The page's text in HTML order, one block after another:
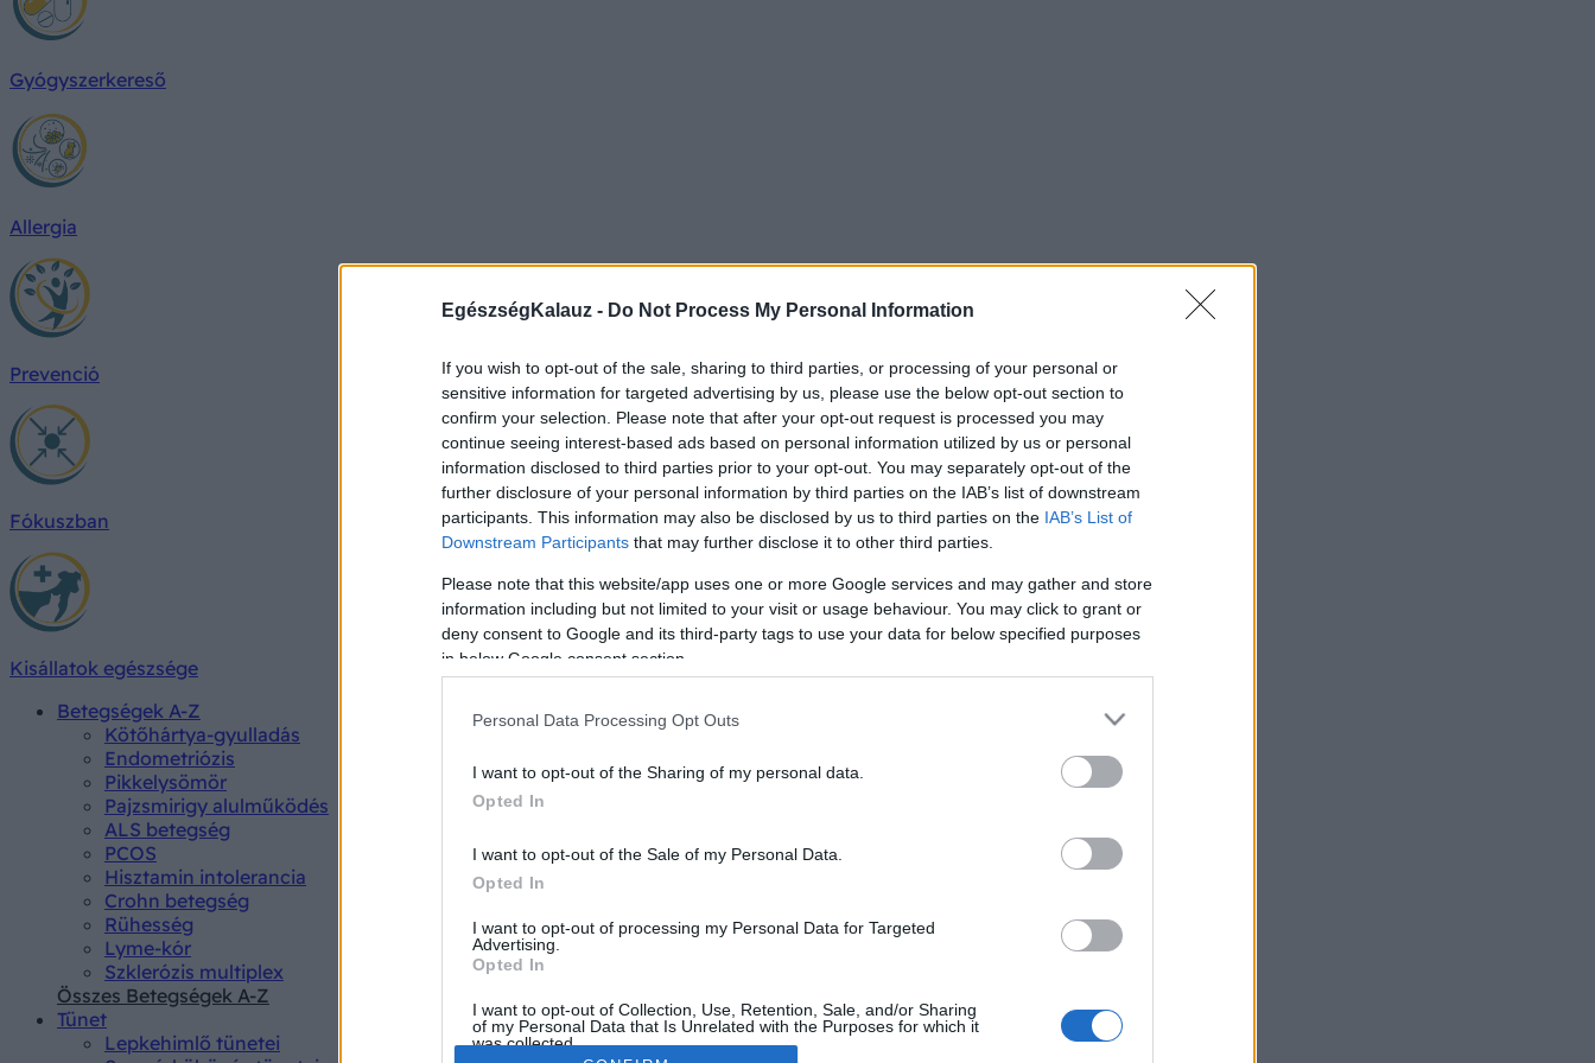
EgészségKalauz - Do Not Process My Personal Information
If you wish to opt-out of the sale, sharing to third parties, or processing of your personal or
sensitive information for targeted advertising by us, please use the below opt-out section to
confirm your selection. Please note that after your opt-out request is processed you may
continue seeing interest-based ads based on personal information utilized by us or personal
information disclosed to third parties prior to your opt-out. You may separately opt-out of the
further disclosure of your personal information by third parties on the IAB’s list of downstream
participants. This information may also be disclosed by us to third parties on the IAB’s List of
Downstream Participants that may further disclose it to other third parties.
Please note that this website/app uses one or more Google services and may gather and store
information including but not limited to your visit or usage behaviour. You may click to grant or
deny consent to Google and its third-party tags to use your data for below specified purposes
in below Google consent section.
Personal Data Processing Opt Outs
I want to opt-out of the Sharing of my personal data.
Opted In
I want to opt-out of the Sale of my Personal Data.
Opted In
I want to opt-out of processing my Personal Data for Targeted
Advertising.
Opted In
I want to opt-out of Collection, Use, Retention, Sale, and/or Sharing
of my Personal Data that Is Unrelated with the Purposes for which it
was collected.
Gyógyszerkereső
Allergia
Prevenció
Fókuszban
Kisállatok egészsége
Betegségek A-Z
Kötőhártya-gyulladás
Endometriózis
Pikkelysömör
Pajzsmirigy alulműködés
ALS betegség
PCOS
Hisztamin intolerancia
Crohn betegség
Rühesség
Lyme-kór
Szklerózis multiplex
Összes Betegségek A-Z
Tünet
Lepkehimlő tünetei